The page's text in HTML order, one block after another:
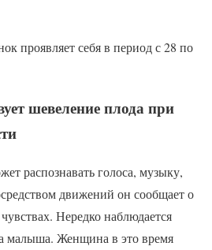
проявляет себя в период с 28 по
шевеление плода при
распознавать голоса, музыку,
движений он сообщает о
Нередко наблюдается
малыша. Женщина в это время